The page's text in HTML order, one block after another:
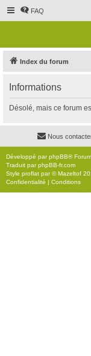
FAQ
Index du forum
Informations
Désolé, mais ce forum
Nous
Développé parphpBB®
Traduit parphpBB-fr.com
Style proflat par ©Mazeltof
Confidentialité | Conditions